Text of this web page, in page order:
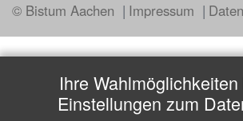
© Bistum Aachen Impressum
Ihre
Einstellungen zum